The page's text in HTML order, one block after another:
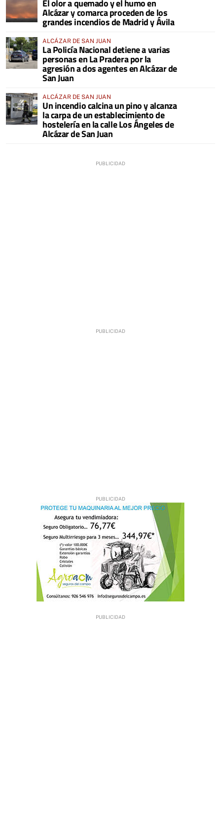
COMARCA
El olor a quemado y el humo en
Alcázar y comarca proceden de los
grandes incendios de Madrid y Ávila
ALCÁZAR DE SAN JUAN
La Policía Nacional detiene a varias
personas en La Pradera por la
agresión a dos agentes en Alcázar de
San Juan
ALCÁZAR DE SAN JUAN
Un incendio calcina un pino y alcanza
la carpa de un establecimiento de
hostelería en la calle Los Ángeles de
Alcázar de San Juan